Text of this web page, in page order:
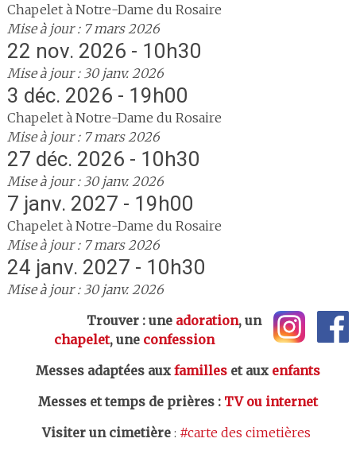
Chapelet à Notre-Dame du Rosaire
Mise à jour : 7 mars 2026
22 nov. 2026 - 10h30
Mise à jour : 30 janv. 2026
3 déc. 2026 - 19h00
Chapelet à Notre-Dame du Rosaire
Mise à jour : 7 mars 2026
27 déc. 2026 - 10h30
Mise à jour : 30 janv. 2026
7 janv. 2027 - 19h00
Chapelet à Notre-Dame du Rosaire
Mise à jour : 7 mars 2026
24 janv. 2027 - 10h30
Mise à jour : 30 janv. 2026
Trouver : une adoration, un
chapelet, une confession
Messes adaptées aux familleset aux enfants
Messes et temps de prières: TV ou internet
Visiter un cimetière: #carte des cimetières